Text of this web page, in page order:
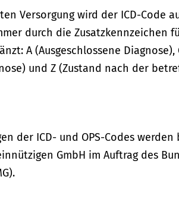
Versorgung wird der ICD-Code
durch die Zusatzkennzeichen
A (Ausgeschlossene
und Z (Zustand nach der
der ICD- und OPS-Codes
GmbH im Auftrag des